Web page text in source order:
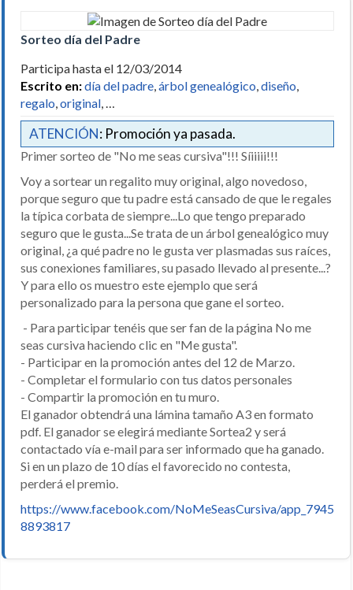
Sorteo día del Padre
Participa hasta el 12/03/2014
Escrito en:día del padre,árbol genealógico,diseño,
regalo,original, …
ATENCIÓN: Promoción ya pasada.
Primer sorteo de "No me seas cursiva"!!! Síiiiii!!!
Voy a sortear un regalito muy original, algo novedoso,
porque seguro que tu padre está cansado de que le regales
la típica corbata de siempre...Lo que tengo preparado
seguro que le gusta...Se trata de un árbol genealógico muy
original, ¿a qué padre no le gusta ver plasmadas sus raíces,
sus conexiones familiares, su pasado llevado al presente...?
Y para ello os muestro este ejemplo que será
personalizado para la persona que gane el sorteo.
- Para participar tenéis que ser fan de la página No me
seas cursiva haciendo clic en "Me gusta".
- Participar en la promoción antes del 12 de Marzo.
- Completar el formulario con tus datos personales
- Compartir la promoción en tu muro.
El ganador obtendrá una lámina tamaño A3 en formato
pdf. El ganador se elegirá mediante Sortea2 y será
contactado vía e-mail para ser informado que ha ganado.
Si en un plazo de 10 días el favorecido no contesta,
perderá el premio.
https://www.facebook.com/NoMeSeasCursiva/app_7945
8893817